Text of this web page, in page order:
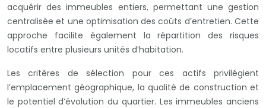
acquérir des immeubles entiers, permettant une gestion
centralisée et une optimisation des coûts d’entretien. Cette
approche facilite également la répartition des risques
locatifs entre plusieurs unités d’habitation.
Les critères de sélection pour ces actifs privilégient
l’emplacement géographique, la qualité de construction et
le potentiel d’évolution du quartier. Les immeubles anciens